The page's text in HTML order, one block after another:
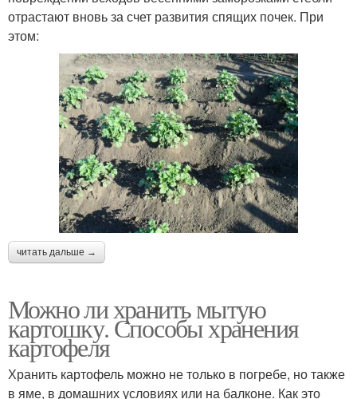
отрастают вновь за счет развития спящих почек. При
этом:
читать дальше →
Можно ли хранить мытую
картошку. Способы хранения
картофеля
Хранить картофель можно не только в погребе, но также
в яме, в домашних условиях или на балконе. Как это